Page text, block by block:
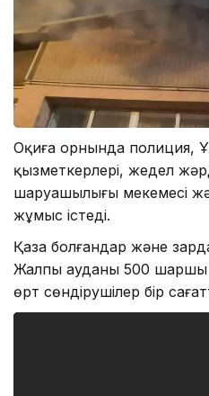
Оқиға орнында полиция,
қызметкерлері, жедел
шаруашылығы мекемесі
жұмыс істеді.
Қаза болғандар және
Жалпы ауданы 500 шаршы
өрт сөндірушілер бір